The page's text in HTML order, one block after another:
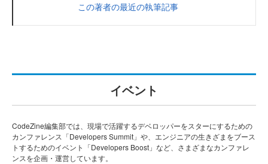
この著者の最近の執筆記事
イベント
CodeZine編集部では、現場で活躍するデベロッパーをスターにするための
カンファレンス「Developers Summit」や、エンジニアの生きざまをブース
トするためのイベント「Developers Boost」など、さまざまなカンファレ
ンスを企画・運営しています。